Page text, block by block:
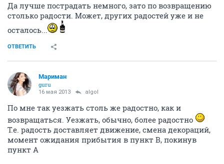
Да лучше пострадать немного, зато по возвращению
столько радости. Может, других радостей уже и не
осталось...
ОТВЕТИТЬ
Мариман
guru
16 мая 2013 algol
По мне так уезжать столь же радостно, как и
возвращаться. Уезжать, обычно, более радостно
Т.е. радость доставляет движение, смена декораций,
момент ожидания прибытия в пункт В, покинув
пункт А